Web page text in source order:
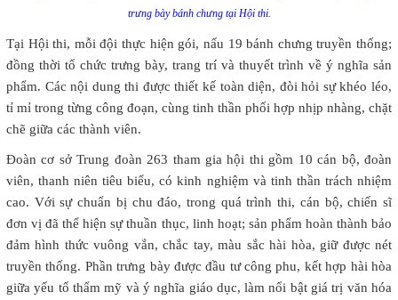
trưng bày bánh chưng tại Hội thi.
Tại Hội thi, mỗi đội thực hiện gói, nấu 19 bánh chưng truyền thống;
đồng thời tổ chức trưng bày, trang trí và thuyết trình về ý nghĩa sản
phẩm. Các nội dung thi được thiết kế toàn diện, đòi hỏi sự khéo léo,
tỉ mỉ trong từng công đoạn, cùng tinh thần phối hợp nhịp nhàng, chặt
chẽ giữa các thành viên.
Đoàn cơ sở Trung đoàn 263 tham gia hội thi gồm 10 cán bộ, đoàn
viên, thanh niên tiêu biểu, có kinh nghiệm và tinh thần trách nhiệm
cao. Với sự chuẩn bị chu đáo, trong quá trình thi, cán bộ, chiến sĩ
đơn vị đã thể hiện sự thuần thục, linh hoạt; sản phẩm hoàn thành bảo
đảm hình thức vuông vắn, chắc tay, màu sắc hài hòa, giữ được nét
truyền thống. Phần trưng bày được đầu tư công phu, kết hợp hài hòa
giữa yếu tố thẩm mỹ và ý nghĩa giáo dục, làm nổi bật giá trị văn hóa